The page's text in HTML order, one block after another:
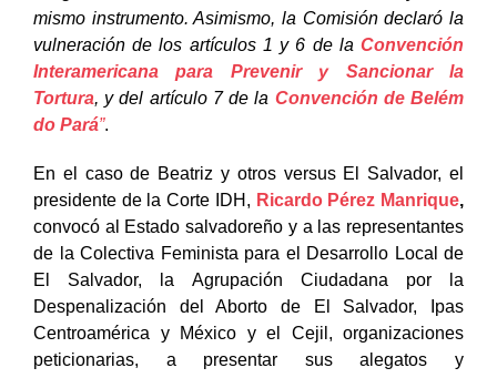
mismo instrumento. Asimismo, la Comisión declaró la
vulneración de los artículos 1 y 6 de la Convención
Interamericana para Prevenir y Sancionar la
Tortura, y del artículo 7 de la Convención de Belém
do Pará .
En el caso de Beatriz y otros versus El Salvador, el
presidente de la Corte IDH, Ricardo Pérez Manrique,
convocó al Estado salvadoreño y a las representantes
de la Colectiva Feminista para el Desarrollo Local de
El Salvador, la Agrupación Ciudadana por la
Despenalización del Aborto de El Salvador, Ipas
Centroamérica y México y el Cejil, organizaciones
peticionarias, a presentar sus alegatos y